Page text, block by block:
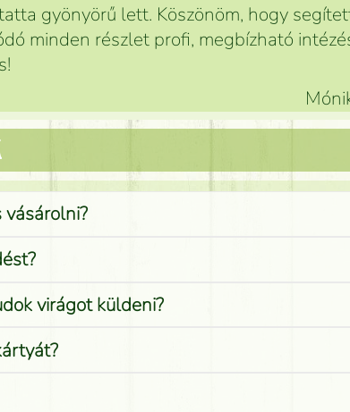
gyönyörű lett. Köszönöm, hogy
minden részlet profi, megbízható
virágot küldeni?